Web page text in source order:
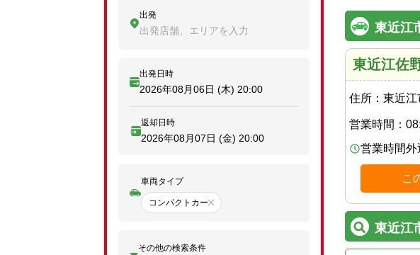
東近江
東近江佐
住所： 東近江
営業時間：
営業時間
こ
東近江
出発
出発店舗、エリアを入力
出発日時
2026年08月06日 (木) 20:00
返却日時
2026年08月07日 (金) 20:00
車両タイプ
コンパクトカー
その他の検索条件